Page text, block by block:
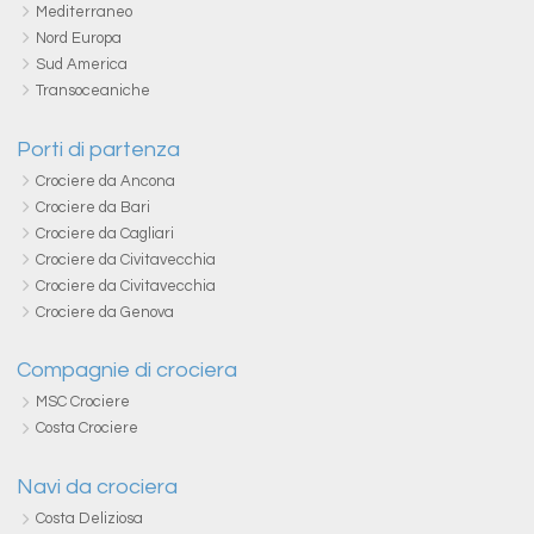
Mediterraneo
Nord Europa
Sud America
Transoceaniche
Porti di partenza
Crociere da Ancona
Crociere da Bari
Crociere da Cagliari
Crociere da Civitavecchia
Crociere da Civitavecchia
Crociere da Genova
Compagnie di crociera
MSC Crociere
Costa Crociere
Navi da crociera
Costa Deliziosa